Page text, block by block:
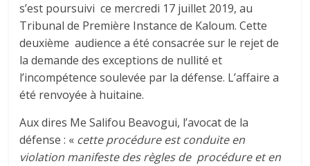
s’est poursuivi ce mercredi 17 juillet 2019, au
Tribunal de Première Instance de Kaloum. Cette
deuxième audience a été consacrée sur le rejet de
la demande des exceptions de nullité et
l’incompétence soulevée par la défense. L’affaire a
été renvoyée à huitaine.
Aux dires Me Salifou Beavogui, l’avocat de la
défense : « cette procédure est conduite en
violation manifeste des règles de procédure et en